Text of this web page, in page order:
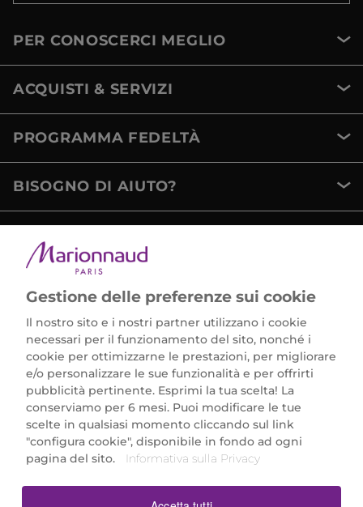
PER CONOSCERCI MEGLIO
ACQUISTI & SERVIZI
PROGRAMMA FEDELTÀ
BISOGNO DI AIUTO?
Marionnaud Parfumeries Italia S.r.l.
Largo Fiera Milano 5, 20017 Rho (MI)
REA Milano 1650024 con P.IVA 13425220152.
SCARICA LA NOSTRA APP
Gestione delle preferenze sui cookie
Il nostro sito e i nostri partner utilizzano i cookie
necessari per il funzionamento del sito, nonché i
cookie per ottimizzarne le prestazioni, per migliorare
e/o personalizzare le sue funzionalità e per offrirti
pubblicità pertinente. Esprimi la tua scelta! La
conserviamo per 6 mesi. Puoi modificare le tue
scelte in qualsiasi momento cliccando sul link
"configura cookie", disponibile in fondo ad ogni
pagina del sito.
Informativa sulla Privacy